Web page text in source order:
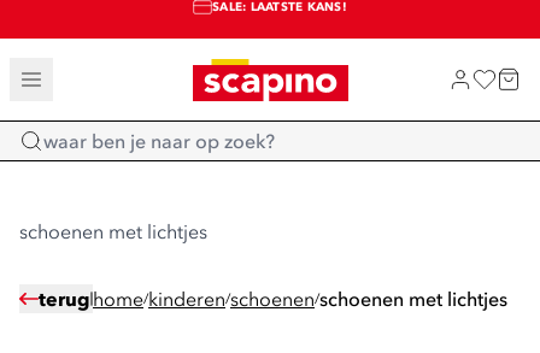
TOT 70% KORTING OP SALE
SHOP NIEUW
Home
schoenen met lichtjes
terug home/kinderen/schoenen/schoenen met lichtjes